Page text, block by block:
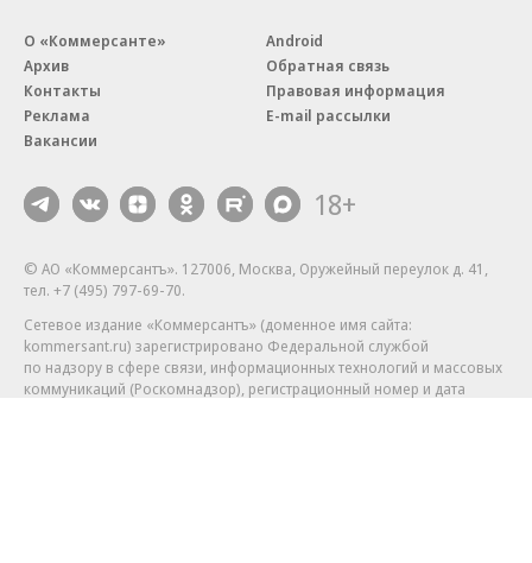
О «Коммерсанте»
Архив
Контакты
Реклама
Вакансии
Android
Обратная связь
Правовая информация
E-mail рассылки
18+
© АО «Коммерсантъ». 127006, Москва, Оружейный переулок д. 41,
тел. +7 (495) 797-69-70.
Сетевое издание «Коммерсантъ» (доменное имя сайта:
kommersant.ru) зарегистрировано Федеральной службой
по надзору в сфере связи, информационных технологий и массовых
коммуникаций (Роскомнадзор), регистрационный номер и дата